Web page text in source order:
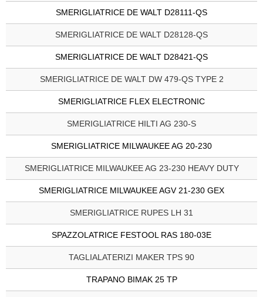
SMERIGLIATRICE DE WALT D28111-QS
SMERIGLIATRICE DE WALT D28128-QS
SMERIGLIATRICE DE WALT D28421-QS
SMERIGLIATRICE DE WALT DW 479-QS TYPE 2
SMERIGLIATRICE FLEX ELECTRONIC
SMERIGLIATRICE HILTI AG 230-S
SMERIGLIATRICE MILWAUKEE AG 20-230
SMERIGLIATRICE MILWAUKEE AG 23-230 HEAVY DUTY
SMERIGLIATRICE MILWAUKEE AGV 21-230 GEX
SMERIGLIATRICE RUPES LH 31
SPAZZOLATRICE FESTOOL RAS 180-03E
TAGLIALATERIZI MAKER TPS 90
TRAPANO BIMAK 25 TP